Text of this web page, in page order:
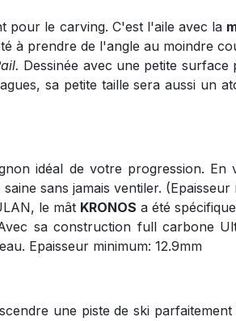
pour le carving. C'est l'aile avec la
à prendre de l'angle au moindre
Dessinée avec une petite surface
sa petite taille sera aussi un
idéal de votre progression. En
sans jamais ventiler. (Epaisseur
le mât KRONOS a été
sa construction full carbone
Epaisseur minimum: 12.9mm
une piste de ski